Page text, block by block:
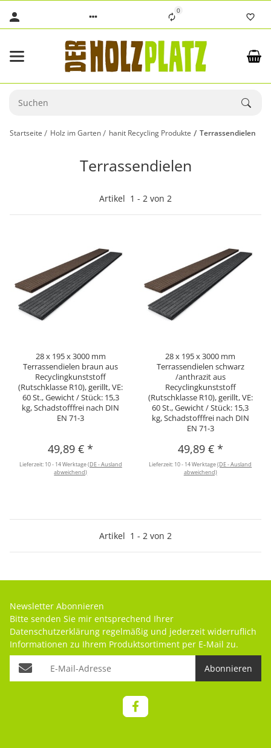
0
Startseite Holz im Garten hanit Recycling Produkte Terrassendielen
Terrassendielen
Artikel 1 - 2 von 2
28 x 195 x 3000 mm
Terrassendielen braun aus
Recyclingkunststoff
(Rutschklasse R10), gerillt, VE:
60 St., Gewicht / Stück: 15,3
kg, Schadstofffrei nach DIN
EN 71-3
49,89 €*
Lieferzeit: 10 - 14 Werktage(DE - Ausland
abweichend)
28 x 195 x 3000 mm
Terrassendielen schwarz
/anthrazit aus
Recyclingkunststoff
(Rutschklasse R10), gerillt, VE:
60 St., Gewicht / Stück: 15,3
kg, Schadstofffrei nach DIN
EN 71-3
49,89 € *
Lieferzeit: 10 - 14 Werktage(DE - Ausland
abweichend)
Artikel 1 - 2 von 2
Newsletter Abonnieren
Bitte senden Sie mir entsprechend Ihrer
Datenschutzerklärung regelmäßig und jederzeit widerruflich
Informationen zu Ihrem Produktsortiment per E-Mail zu.
Abonnieren